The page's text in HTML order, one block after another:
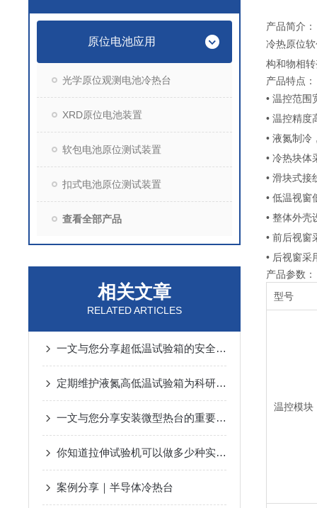
原位电池应用
光学原位观测电池冷热台
XRD原位电池装置
软包电池原位测试装置
扣式电池原位测试装置
查看全部产品
相关文章
RELATED ARTICLES
一文与您分享超低温试验箱的安全使用注意事项
定期维护液氮高低温试验箱为科研和工业生产提供有力的支持
一文与您分享安装微型热台的重要步骤
你知道拉伸试验机可以做多少种实验吗
案例分享｜半导体冷热台
产品简介：
冷热原位
构和物相
产品特点：
• 温控范
• 温控精度
• 液氮制冷
• 冷热块体
• 滑块式接
• 低温视窗
• 整体外壳
• 前后视窗
• 后视窗采
产品参数：
型号
温控模块